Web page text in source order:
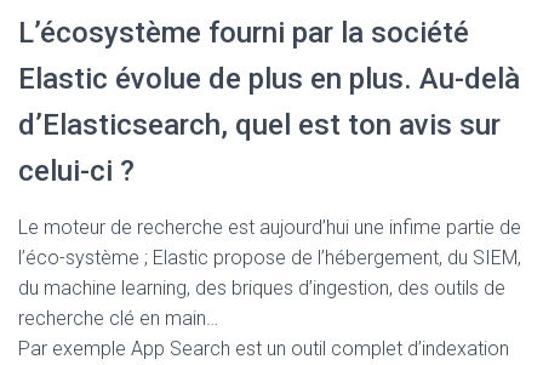
L’écosystème fourni par la société
Elastic évolue de plus en plus. Au-delà
d’Elasticsearch, quel est ton avis sur
celui-ci ?
Le moteur de recherche est aujourd’hui une infime partie de
l’éco-système ; Elastic propose de l’hébergement, du SIEM,
du machine learning, des briques d’ingestion, des outils de
recherche clé en main…
Par exemple App Search est un outil complet d’indexation